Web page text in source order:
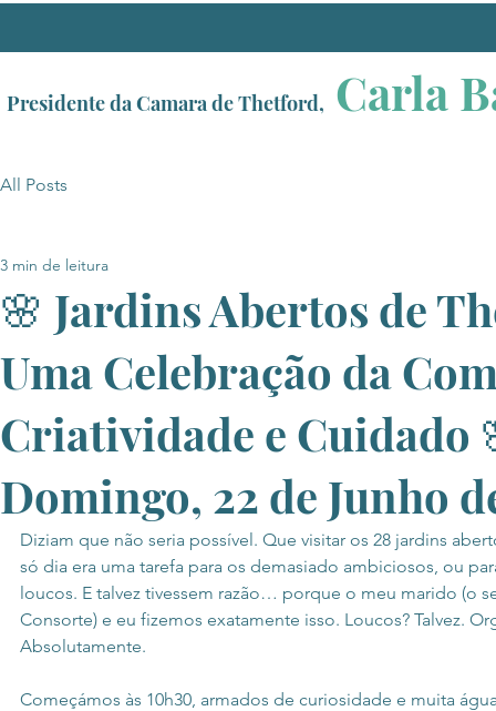
Presidente da Camara de Thetford, Carla
All Posts
🌸 Jardins Abertos de
Uma Celebração da
Criatividade e Cuidado
Domingo, 22 de Junho
3 min de leitura
Diziam que não seria possível. Que visitar os 28 jardins
só dia era uma tarefa para os demasiado ambiciosos, ou
loucos. E talvez tivessem razão… porque o meu marido (o
Consorte) e eu fizemos exatamente isso. Loucos? Talvez.
Absolutamente.
Começámos às 10h30, armados de curiosidade e muita